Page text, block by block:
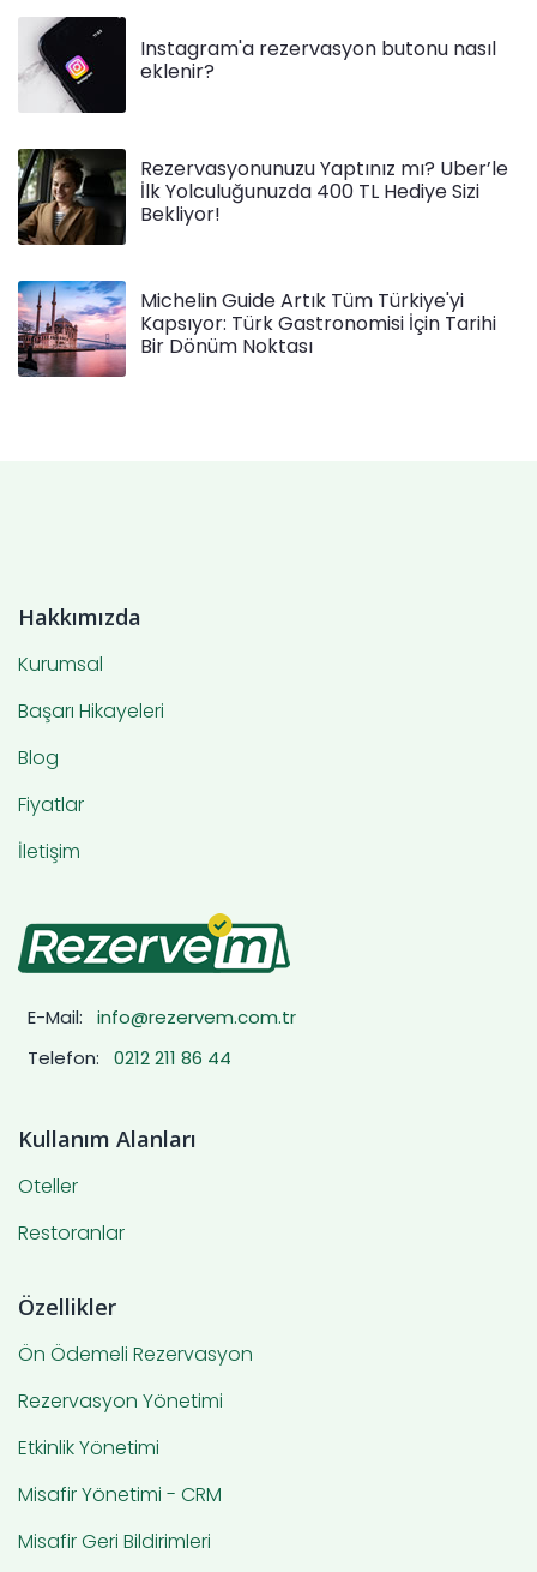
Instagram'a rezervasyon butonu nasıl
eklenir?
Rezervasyonunuzu Yaptınız mı? Uber’le
İlk Yolculuğunuzda 400 TL Hediye Sizi
Bekliyor!
Michelin Guide Artık Tüm Türkiye'yi
Kapsıyor: Türk Gastronomisi İçin Tarihi
Bir Dönüm Noktası
Hakkımızda
Kurumsal
Başarı Hikayeleri
Blog
Fiyatlar
İletişim
E-Mail:
info@rezervem.com.tr
Telefon:
0212 211 86 44
Kullanım Alanları
Oteller
Restoranlar
Özellikler
Ön Ödemeli Rezervasyon
Rezervasyon Yönetimi
Etkinlik Yönetimi
Misafir Yönetimi - CRM
Misafir Geri Bildirimleri